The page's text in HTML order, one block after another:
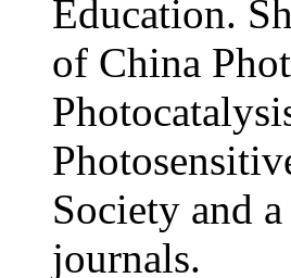
Education.
of China
Society and
journals.